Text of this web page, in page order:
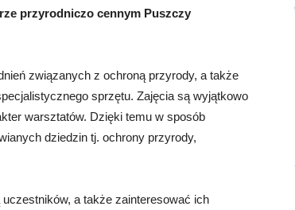
przyrodniczo cennym Puszczy
związanych z ochroną przyrody, a także
sprzętu. Zajęcia są wyjątkowo
warsztatów. Dzięki temu w sposób
dziedzin tj. ochrony przyrody,
a także zainteresować ich